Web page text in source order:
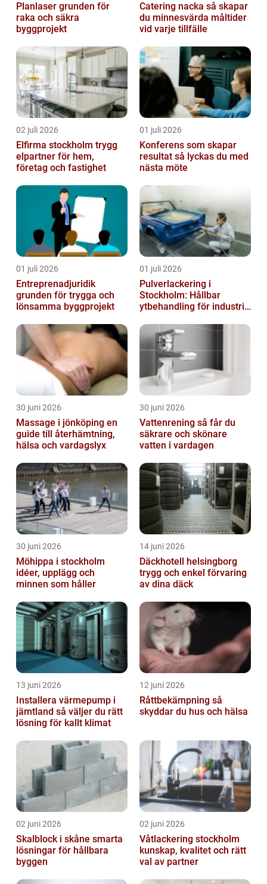
Planlaser grunden för
raka och säkra
byggprojekt
Catering nacka så skapar
du minnesvärda måltider
vid varje tillfälle
02 juli 2026
Elfirma stockholm trygg
elpartner för hem,
företag och fastighet
01 juli 2026
Konferens som skapar
resultat så lyckas du med
nästa möte
01 juli 2026
Entreprenadjuridik
grunden för trygga och
lönsamma byggprojekt
01 juli 2026
Pulverlackering i
Stockholm: Hållbar
ytbehandling för industri
30 juni 2026
Massage i jönköping en
guide till återhämtning,
hälsa och vardagslyx
30 juni 2026
Vattenrening så får du
säkrare och skönare
vatten i vardagen
30 juni 2026
Möhippa i stockholm
idéer, upplägg och
minnen som håller
14 juni 2026
Däckhotell helsingborg
trygg och enkel förvaring
av dina däck
13 juni 2026
Installera värmepump i
jämtland så väljer du rätt
lösning för kallt klimat
12 juni 2026
Råttbekämpning så
skyddar du hus och hälsa
02 juni 2026
Skalblock i skåne smarta
lösningar för hållbara
byggen
02 juni 2026
Våtlackering stockholm
kunskap, kvalitet och rätt
val av partner